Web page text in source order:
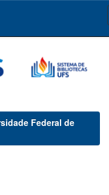
Federal de